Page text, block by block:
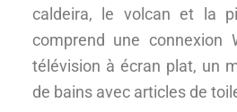
caldeira, le volcan et la
comprend une connexion
télévision à écran plat, un
de bains avec articles de